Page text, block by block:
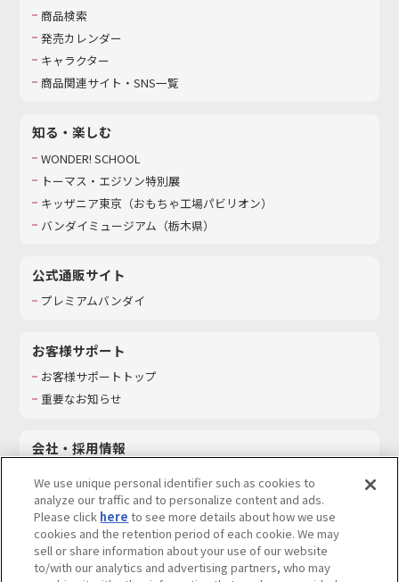
商品検索
発売カレンダー
キャラクター
商品関連サイト・SNS一覧
知る・楽しむ
WONDER! SCHOOL
トーマス・エジソン特別展
キッザニア東京（おもちゃ工場パビリオン）​
バンダイミュージアム（栃木県）
公式通販サイト
プレミアムバンダイ
お客様サポート
お客様サポートトップ
重要なお知らせ
会社・採用情報
採用情報
サステナビリティ
お問い合わせ
We use unique personal identifier such as cookies to
analyze our traffic and to personalize content and ads.
Please click here to see more details about how we use
cookies and the retention period of each cookie. We may
sell or share information about your use of our website
to/with our analytics and advertising partners, who may